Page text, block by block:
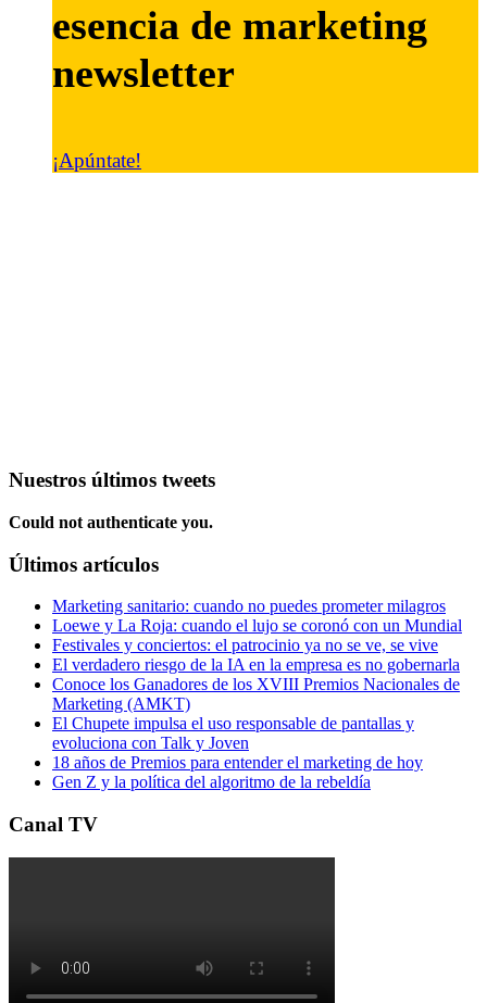
esencia de marketing
newsletter
¡Apúntate!
Nuestros últimos tweets
Could not authenticate you.
Últimos artículos
Marketing sanitario: cuando no puedes prometer milagros
Loewe y La Roja: cuando el lujo se coronó con un Mundial
Festivales y conciertos: el patrocinio ya no se ve, se vive
El verdadero riesgo de la IA en la empresa es no gobernarla
Conoce los Ganadores de los XVIII Premios Nacionales de
Marketing (AMKT)
El Chupete impulsa el uso responsable de pantallas y
evoluciona con Talk y Joven
18 años de Premios para entender el marketing de hoy
Gen Z y la política del algoritmo de la rebeldía
Canal TV